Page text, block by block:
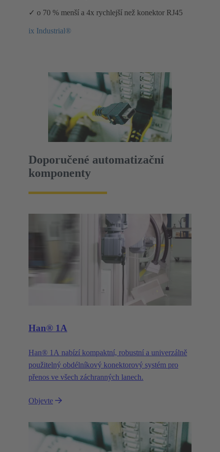
✓ o 70 % menší a 4x rychlejší než konektor RJ45
ix Industrial®
Doporučené automatizační
komponenty
Han® 1A
Han® 1A nabízí kompaktní, robustní a univerzálně
použitelný obdélníkový konektorový systém pro
přenos ve všech záchranných lanech.
Objevte